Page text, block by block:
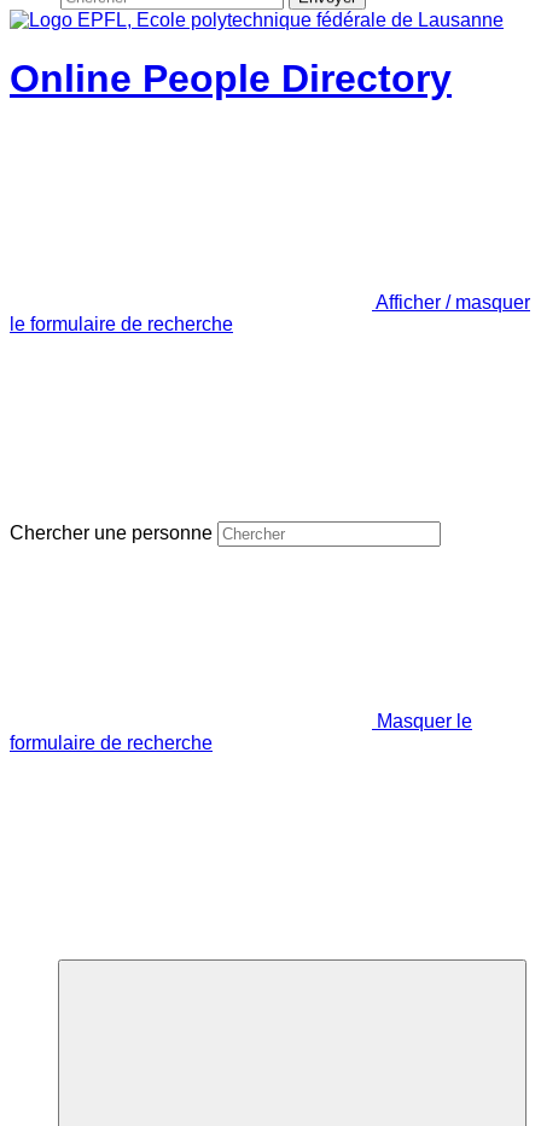
Online People Directory
Afficher / masquer
le formulaire de recherche
Chercher une personne
Masquer le
formulaire de recherche